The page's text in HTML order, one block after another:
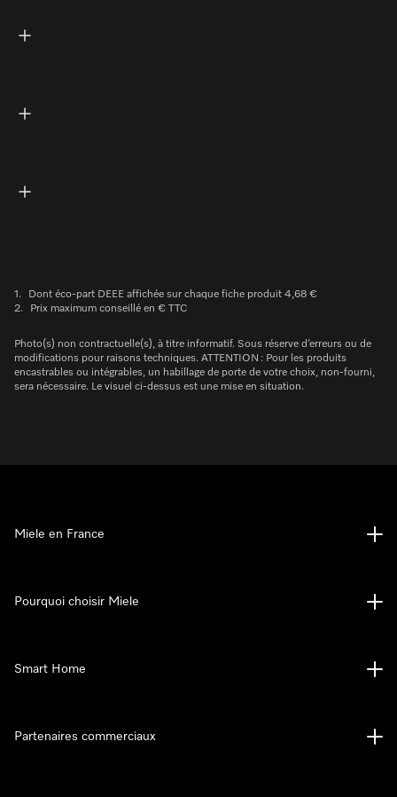
1.
Dont éco-part DEEE affichée sur chaque fiche produit 4,68 €
2.
Prix maximum conseillé en € TTC
Photo(s) non contractuelle(s), à titre informatif. Sous réserve d’erreurs ou de
modifications pour raisons techniques. ATTENTION : Pour les produits
encastrables ou intégrables, un habillage de porte de votre choix, non-fourni,
sera nécessaire. Le visuel ci-dessus est une mise en situation.
Miele en France
Pourquoi choisir Miele
Smart Home
Partenaires commerciaux